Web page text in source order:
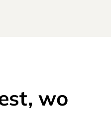
wo